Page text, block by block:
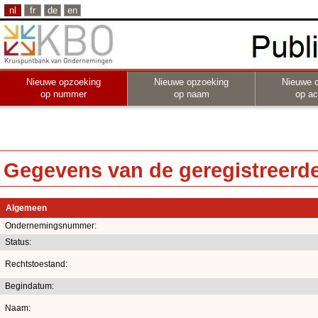
nl fr de en
Nieuwe opzoeking
op nummer
Nieuwe opzoeking
op naam
Nieuwe
op
Gegevens van de
Algemeen
Ondernemingsnummer:
Status:
Rechtstoestand:
Begindatum:
Naam: